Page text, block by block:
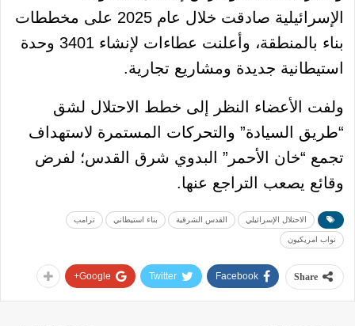
الإسرائيلية صادقت خلال عام 2025 على مخططات
بناء بالمنطقة، وأعلنت عطاءات لإنشاء 3401 وحدة
استيطانية جديدة ومشاريع تجارية.
ولفت الأعضاء النظر إلى خطط الاحتلال لشق
“طريق السيادة” والتحركات المستمرة لاستهداف
تجمع “خان الأحمر” البدوي شرق القدس؛ لفرض
وقائع يصعب التراجع عنها.
الاحتلال الإسرائيلي القدس الشرقية بناء استيطاني ترامب
نواب امريكيون
Share
Facebook
Twitter
Google+